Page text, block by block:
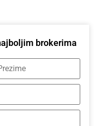
brokerima